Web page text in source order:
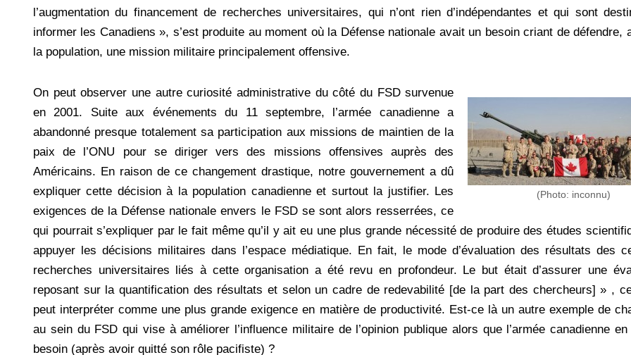
l’augmentation du financement de recherches universitaires, qui n’ont rien d’indépendantes et qui sont
informer les Canadiens », s’est produite au moment où la Défense nationale avait un besoin criant de défendre,
la population, une mission militaire principalement offensive.
(Photo: inconnu)
On peut observer une autre curiosité administrative du côté du FSD survenue
en 2001. Suite aux événements du 11 septembre, l’armée canadienne a
abandonné presque totalement sa participation aux missions de maintien de la
paix de l’ONU pour se diriger vers des missions offensives auprès des
Américains. En raison de ce changement drastique, notre gouvernement a dû
expliquer cette décision à la population canadienne et surtout la justifier. Les
exigences de la Défense nationale envers le FSD se sont alors resserrées, ce
qui pourrait s’expliquer par le fait même qu’il y ait eu une plus grande nécessité de produire des études
appuyer les décisions militaires dans l’espace médiatique. En fait, le mode d’évaluation des résultats des
recherches universitaires liés à cette organisation a été revu en profondeur. Le but était d’assurer une
reposant sur la quantification des résultats et selon un cadre de redevabilité [de la part des chercheurs] » ,
peut interpréter comme une plus grande exigence en matière de productivité. Est-ce là un autre exemple de
au sein du FSD qui vise à améliorer l’influence militaire de l’opinion publique alors que l’armée canadienne
besoin (après avoir quitté son rôle pacifiste) ?